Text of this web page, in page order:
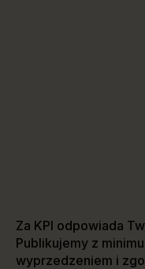
Za KPI odpowiada
Publikujemy z
wyprzedzeniem i